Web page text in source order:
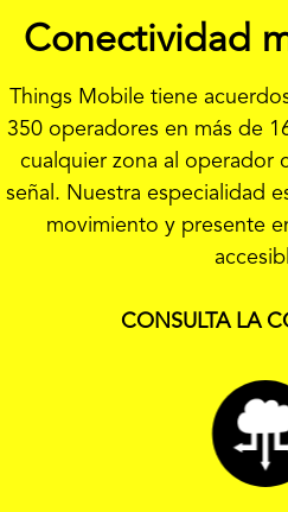
Conectividad
Things Mobile tiene
350 operadores en más de
cualquier zona al operador
señal. Nuestra especialidad
movimiento y presente
CONSULTA LA